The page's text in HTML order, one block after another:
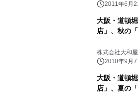
2011年6月
大阪・道頓
店」、秋の
株式会社大和
郎 2010年9月
大阪・道頓
店」、夏の